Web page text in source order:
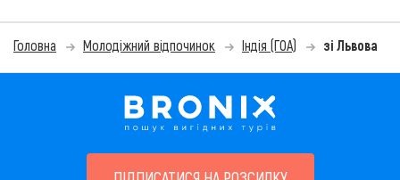
Головна Молодіжний відпочинок Індія (ГОА) зі Львова